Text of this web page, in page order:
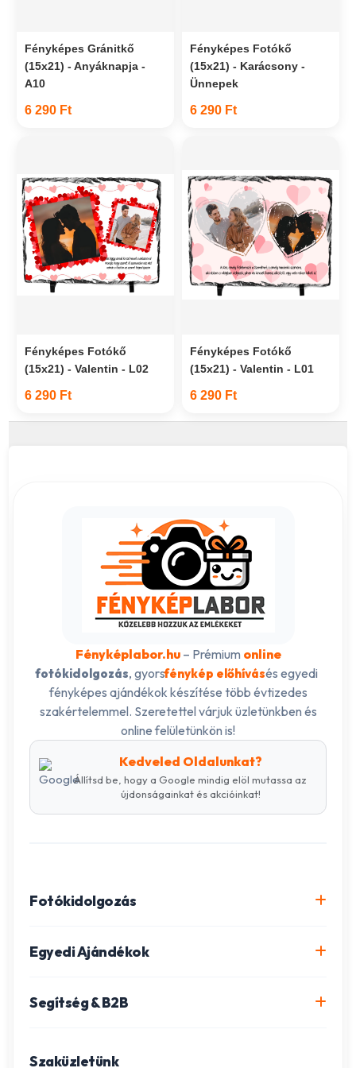
Fényképes Gránitkő
(15x21) - Anyáknapja -
A10
6 290 Ft
Fényképes Fotókő
(15x21) - Karácsony -
Ünnepek
6 290 Ft
Fényképes Fotókő
(15x21) - Valentin - L02
6 290 Ft
Fényképes Fotókő
(15x21) - Valentin - L01
6 290 Ft
Fényképlabor.hu– Prémium online
fotókidolgozás, gyorsfénykép előhívásés egyedi
fényképes ajándékok készítése több évtizedes
szakértelemmel. Szeretettel várjuk üzletünkben és
online felületünkön is!
Kedveled Oldalunkat?
Állítsd be, hogy a Google mindig elöl mutassa az
újdonságainkat és akcióinkat!
Fotókidolgozás
Igazolványkép készítés
Egyedi Ajándékok
Gravírozott ajándékok
Segítség & B2B
Szaküzletünk